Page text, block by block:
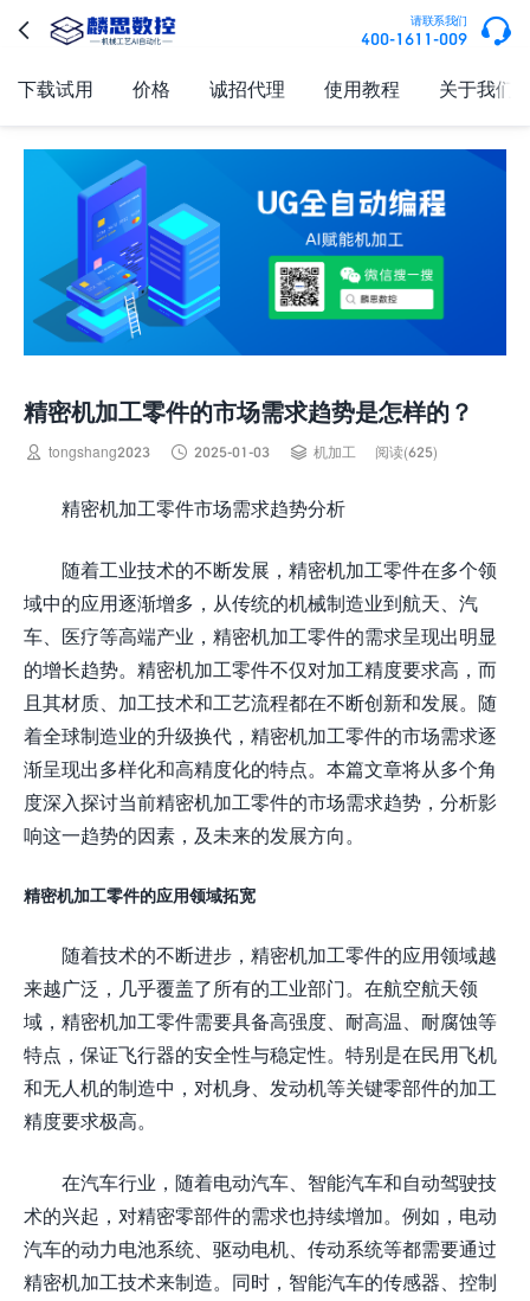
 请联系我们
400-1611-009 
下载试用 价格 诚招代理 使用教程 关于我们
精密机加工零件的市场需求趋势是怎样的？
 tongshang2023  2025-01-03  机加工 阅读(625)
精密机加工零件市场需求趋势分析
随着工业技术的不断发展，精密机加工零件在多个领
域中的应用逐渐增多，从传统的机械制造业到航天、汽
车、医疗等高端产业，精密机加工零件的需求呈现出明显
的增长趋势。精密机加工零件不仅对加工精度要求高，而
且其材质、加工技术和工艺流程都在不断创新和发展。随
着全球制造业的升级换代，精密机加工零件的市场需求逐
渐呈现出多样化和高精度化的特点。本篇文章将从多个角
度深入探讨当前精密机加工零件的市场需求趋势，分析影
响这一趋势的因素，及未来的发展方向。
精密机加工零件的应用领域拓宽
随着技术的不断进步，精密机加工零件的应用领域越
来越广泛，几乎覆盖了所有的工业部门。在航空航天领
域，精密机加工零件需要具备高强度、耐高温、耐腐蚀等
特点，保证飞行器的安全性与稳定性。特别是在民用飞机
和无人机的制造中，对机身、发动机等关键零部件的加工
精度要求极高。
在汽车行业，随着电动汽车、智能汽车和自动驾驶技
术的兴起，对精密零部件的需求也持续增加。例如，电动
汽车的动力电池系统、驱动电机、传动系统等都需要通过
精密机加工技术来制造。同时，智能汽车的传感器、控制